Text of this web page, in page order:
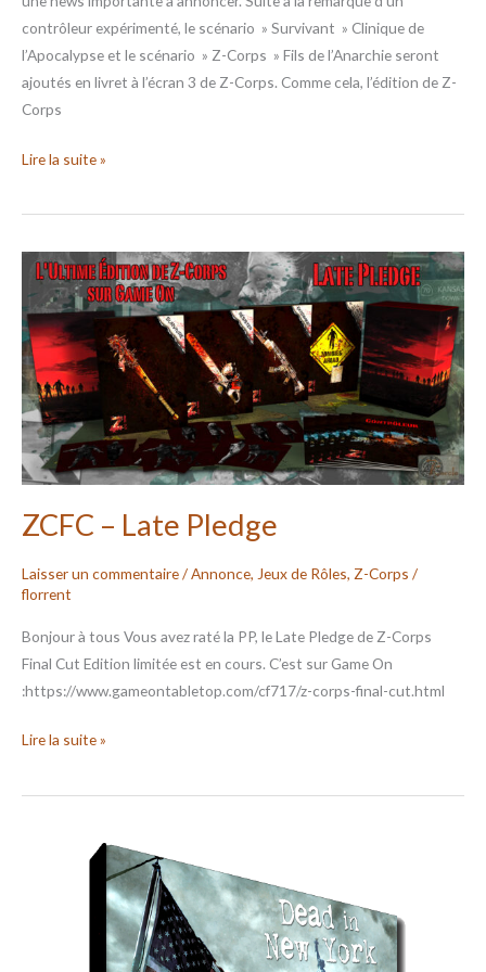
contrôleur expérimenté, le scénario » Survivant » Clinique de
l’Apocalypse et le scénario » Z-Corps » Fils de l’Anarchie seront
ajoutés en livret à l’écran 3 de Z-Corps. Comme cela, l’édition de Z-
Corps
Lire la suite »
ZCFC – Late Pledge
Laisser un commentaire/Annonce, Jeux de Rôles, Z-Corps /
florrent
Bonjour à tous Vous avez raté la PP, le Late Pledge de Z-Corps
Final Cut Edition limitée est en cours. C’est sur Game On
:https://www.gameontabletop.com/cf717/z-corps-final-cut.html
ZCFC
–
Late
Pledge
Lire la suite »